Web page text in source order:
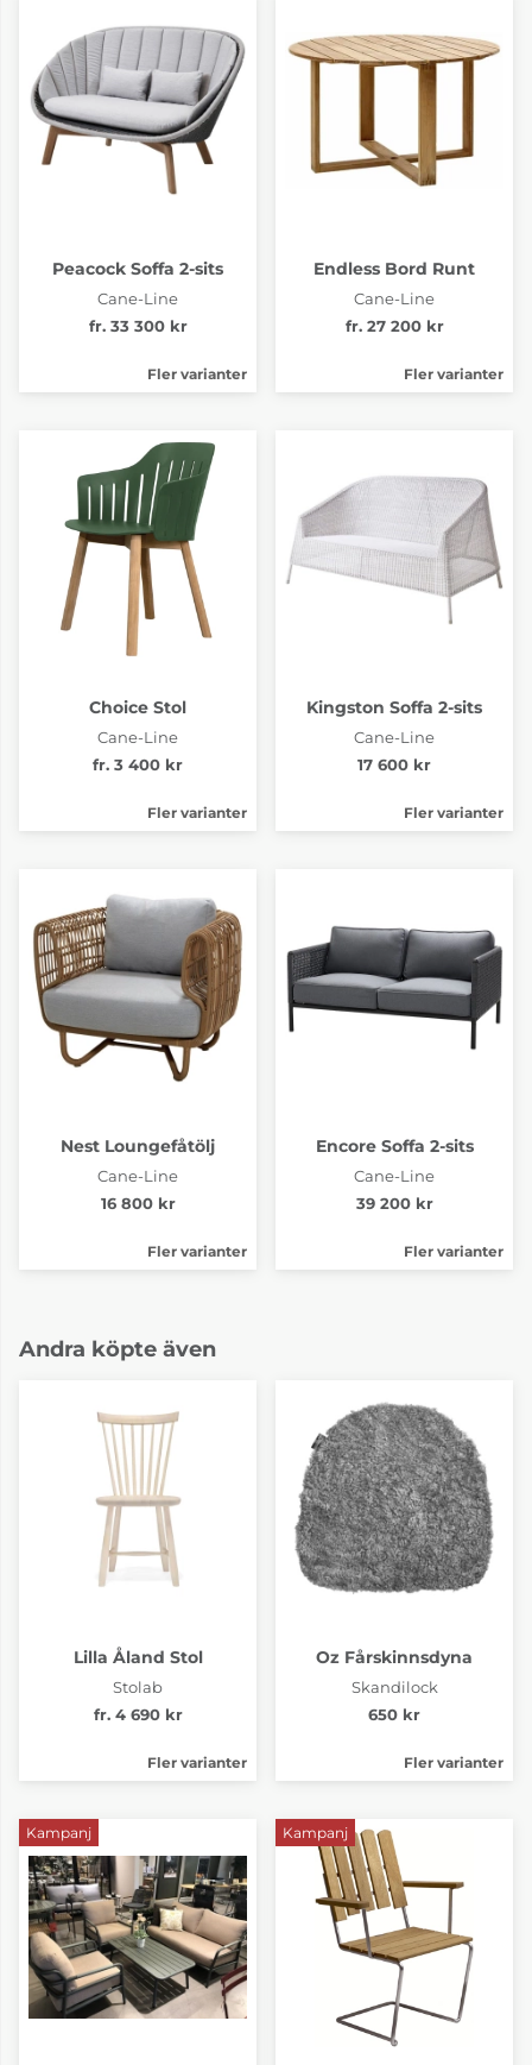
Peacock Soffa 2-sits
Cane-Line
fr. 33 300 kr
Fler varianter
Endless Bord Runt
Cane-Line
fr. 27 200 kr
Fler varianter
Choice Stol
Cane-Line
fr. 3 400 kr
Fler varianter
Kingston Soffa 2-sits
Cane-Line
17 600 kr
Fler varianter
Nest Loungefåtölj
Cane-Line
16 800 kr
Fler varianter
Encore Soffa 2-sits
Cane-Line
39 200 kr
Fler varianter
Andra köpte även
Lilla Åland Stol
Stolab
fr. 4 690 kr
Fler varianter
Oz Fårskinnsdyna
Skandilock
650 kr
Fler varianter
Kampanj Kampanj